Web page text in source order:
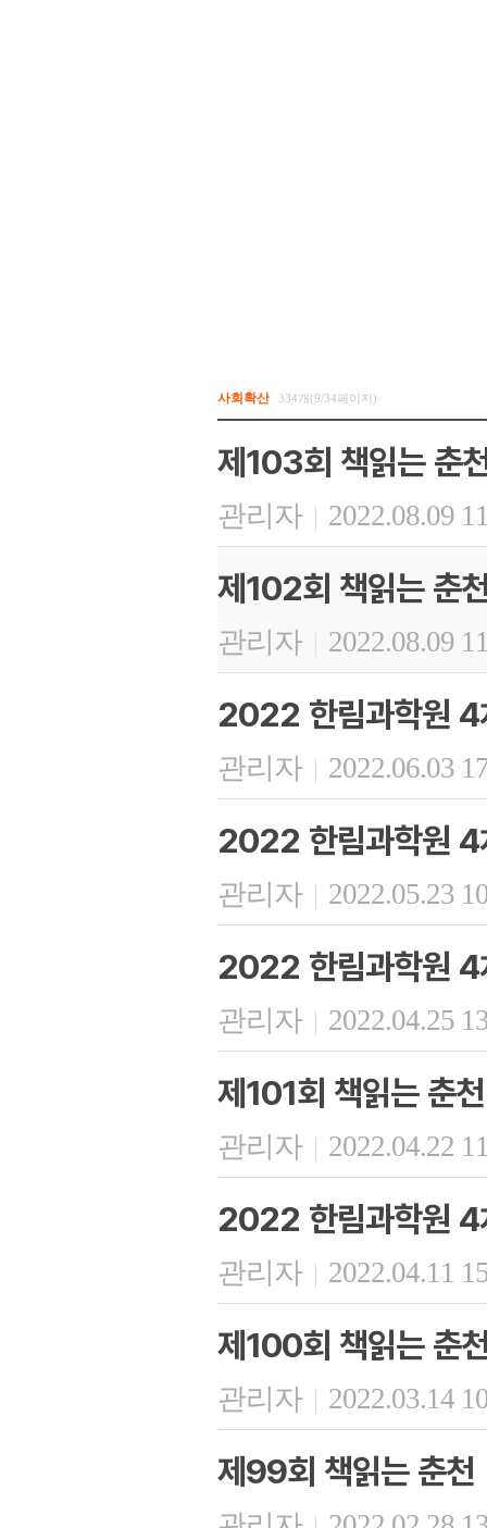
사회확산 334개(9/34페이지)
제103회 책읽는 춘
관리자 | 2022.08.09
제102회 책읽는 춘
관리자 | 2022.08.09
2022 한림과학원 4
관리자 | 2022.06.03
2022 한림과학원 4
관리자 | 2022.05.23
2022 한림과학원 4
관리자 | 2022.04.25
제101회 책읽는 춘천
관리자 | 2022.04.22
2022 한림과학원 4
관리자 | 2022.04.11
제100회 책읽는 춘
관리자 | 2022.03.14
제99회 책읽는 춘천